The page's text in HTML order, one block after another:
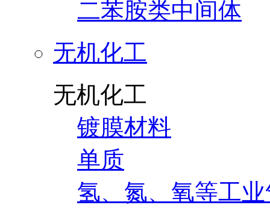
二苯胺类中间体
无机化工
无机化工
镀膜材料
单质
氢、氮、氧等工